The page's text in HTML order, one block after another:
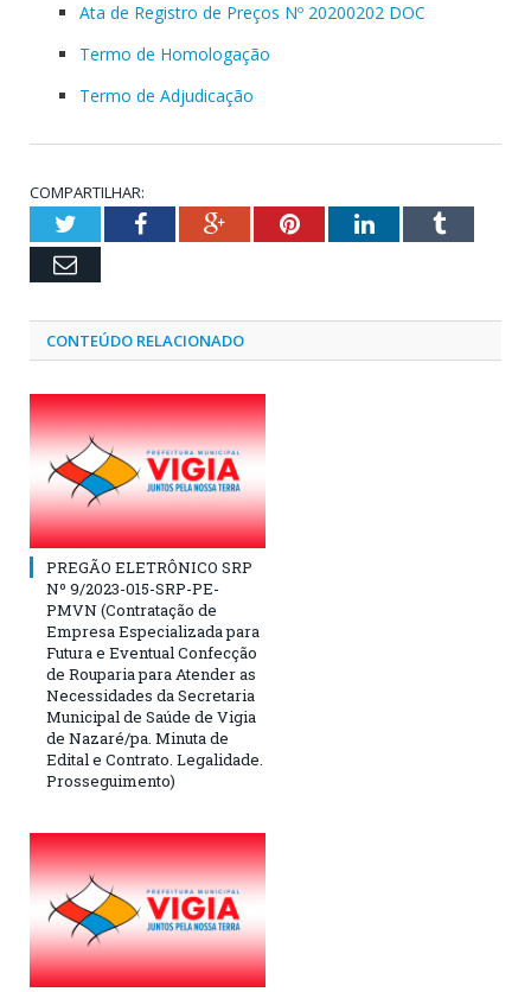
Ata de Registro de Preços Nº 20200202 DOC
Termo de Homologação
Termo de Adjudicação
COMPARTILHAR:
TwitterFacebookGoogle+PinterestLinkedInTumblr
Email
CONTEÚDO RELACIONADO
PREGÃO ELETRÔNICO SRP
Nº 9/2023-015-SRP-PE-
PMVN (Contratação de
Empresa Especializada para
Futura e Eventual Confecção
de Rouparia para Atender as
Necessidades da Secretaria
Municipal de Saúde de Vigia
de Nazaré/pa. Minuta de
Edital e Contrato. Legalidade.
Prosseguimento)